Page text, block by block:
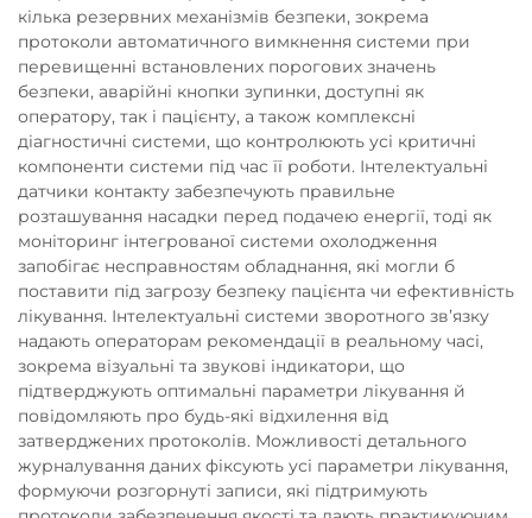
кілька резервних механізмів безпеки, зокрема
протоколи автоматичного вимкнення системи при
перевищенні встановлених порогових значень
безпеки, аварійні кнопки зупинки, доступні як
оператору, так і пацієнту, а також комплексні
діагностичні системи, що контролюють усі критичні
компоненти системи під час її роботи. Інтелектуальні
датчики контакту забезпечують правильне
розташування насадки перед подачею енергії, тоді як
моніторинг інтегрованої системи охолодження
запобігає несправностям обладнання, які могли б
поставити під загрозу безпеку пацієнта чи ефективність
лікування. Інтелектуальні системи зворотного зв’язку
надають операторам рекомендації в реальному часі,
зокрема візуальні та звукові індикатори, що
підтверджують оптимальні параметри лікування й
повідомляють про будь-які відхилення від
затверджених протоколів. Можливості детального
журналування даних фіксують усі параметри лікування,
формуючи розгорнуті записи, які підтримують